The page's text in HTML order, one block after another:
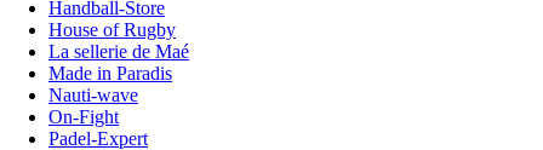
Handball-Store
House of Rugby
La sellerie de Maé
Made in Paradis
Nauti-wave
On-Fight
Padel-Expert